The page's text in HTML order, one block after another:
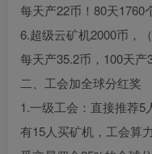
每天产22币！80天1760
6.超级云矿机2000币，（
每天产35.2币，100天
二、工会加全球分红奖
1.一级工会：直接推荐5
有15人买矿机，工会算